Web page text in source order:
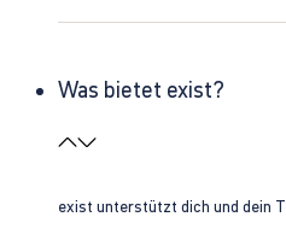
Was bietet exist?
exist unterstützt dich und dein